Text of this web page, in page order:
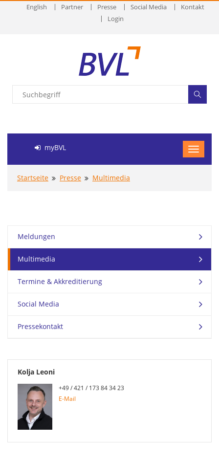
English Partner Presse Social Media
Kontakt
Login
myBVL
Startseite Presse Multimedia
Meldungen
Multimedia
Termine & Akkreditierung
Social Media
Pressekontakt
Kolja Leoni
+49 / 421 / 173 84 34 23
E-Mail